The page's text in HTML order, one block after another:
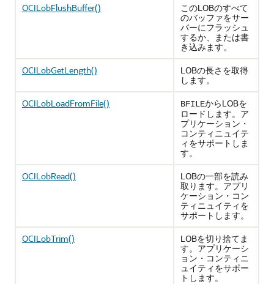
OCILobFlushBuffer()
このLOBのすべて
のバッファをサー
バーにフラッシュ
するか、または書
き込みます。
OCILobGetLength()
LOBの長さを取得
します。
OCILobLoadFromFile()
BFILEからLOBを
ロードします。ア
プリケーション・
コンティニュイテ
ィをサポートしま
す。
OCILobRead()
LOBの一部を読み
取ります。アプリ
ケーション・コン
ティニュイティを
サポートします。
OCILobTrim()
LOBを切り捨てま
す。アプリケーシ
ョン・コンティニ
ュイティをサポー
トします。